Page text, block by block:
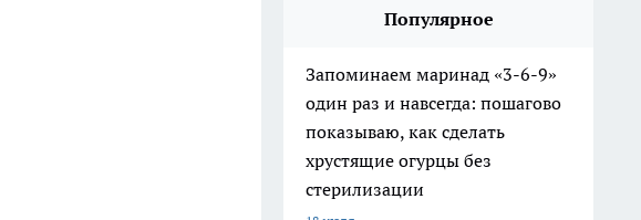
Популярное
Запоминаем маринад «3-6-9»
один раз и навсегда: пошагово
показываю, как сделать
хрустящие огурцы без
стерилизации